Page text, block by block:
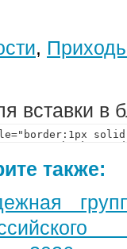
,
вставки в
также: